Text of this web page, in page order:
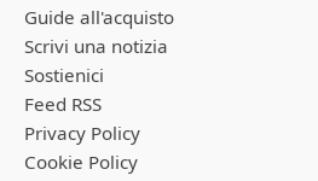
Guide all'acquisto
Scrivi una notizia
Sostienici
Feed RSS
Privacy Policy
Cookie Policy